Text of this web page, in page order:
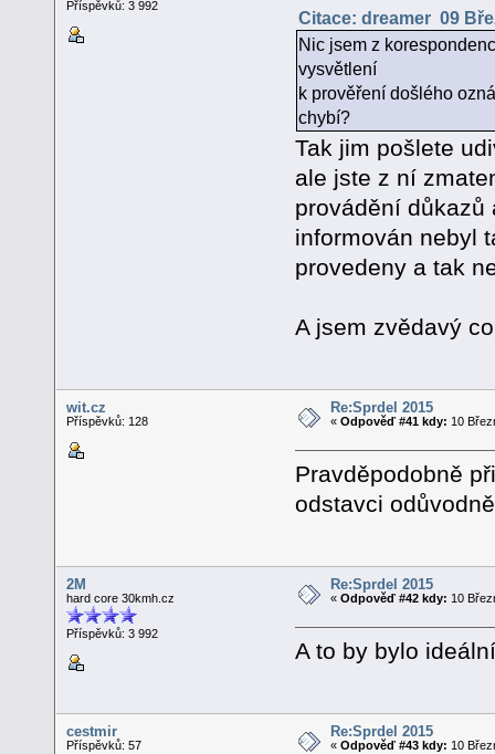
Příspěvků: 3 992
Citace: dreamer 09
Nic jsem z
vysvětlení
k prověření došlého
chybí?
Tak jim pošlete
ale jste z ní
provádění důkazů
informován nebyl
provedeny a tak
A jsem zvědavý
wit.cz
Příspěvků: 128
Re:Sprdel 2015
«Odpověď #41 kdy: 10
Pravděpodobně
odstavci
2M
hard core 30kmh.cz
Příspěvků: 3 992
Re:Sprdel 2015
«Odpověď #42 kdy: 10
A to by bylo
cestmir
Příspěvků: 57
Re:Sprdel 2015
«Odpověď #43 kdy: 10